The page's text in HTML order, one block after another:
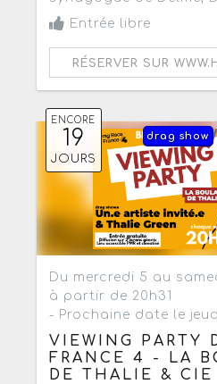
Entrée libre
RÉSERVER SUR
ENCORE
19
JOURS
drag show
Du mercredi 5 au
à partir de 20h31
- Prochaine date le
VIEWING PARTY
FRANCE 4 - LA
DE THALIE & CIE